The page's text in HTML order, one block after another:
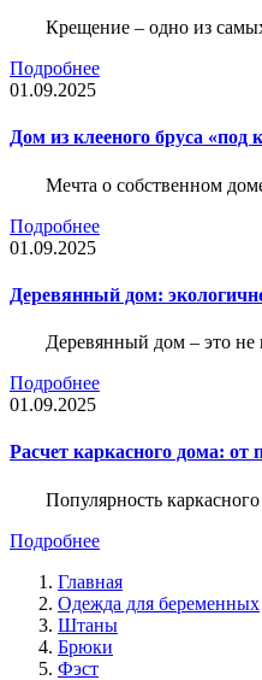
Крещение – одно из
Подробнее
01.09.2025
Дом из клееного бруса «под
Мечта о собственном
Подробнее
01.09.2025
Деревянный дом:
Деревянный дом – это не
Подробнее
01.09.2025
Расчет каркасного дома: от
Популярность
Подробнее
Главная
Одежда для беременных
Штаны
Брюки
Фэст